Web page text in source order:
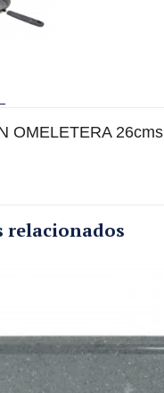
OMELETERA 26cms
relacionados